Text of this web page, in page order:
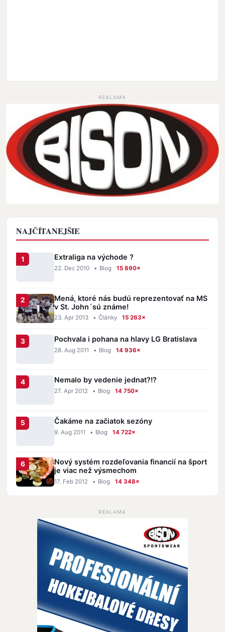
REKLAMA
NAJČÍTANEJŠIE
Extraliga na východe ?
22. Dec 2010 • Blog 15 890×
Mená, ktoré nás budú reprezentovať na MS
v St. John´sú známe!
23. Apr 2013 • Články 15 263×
Pochvala i pohana na hlavy LG Bratislava
28. Aug 2011 • Blog 14 936×
Nemalo by vedenie jednat?!?
27. Apr 2012 • Blog 14 750×
Čakáme na začiatok sezóny
9. Aug 2011 • Blog 14 722×
Nový systém rozdeľovania financií na šport
je viac než výsmechom
17. Feb 2012 • Blog 14 348×
REKLAMA